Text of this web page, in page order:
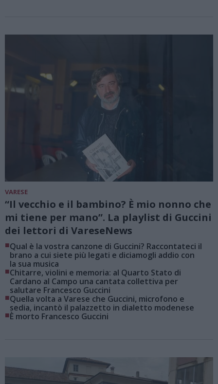
VARESE
“Il vecchio e il bambino? È mio nonno che
mi tiene per mano”. La playlist di Guccini
dei lettori di VareseNews
■Qual è la vostra canzone di Guccini? Raccontateci il
brano a cui siete più legati e diciamogli addio con
la sua musica
■Chitarre, violini e memoria: al Quarto Stato di
Cardano al Campo una cantata collettiva per
salutare Francesco Guccini
■Quella volta a Varese che Guccini, microfono e
sedia, incantò il palazzetto in dialetto modenese
■È morto Francesco Guccini